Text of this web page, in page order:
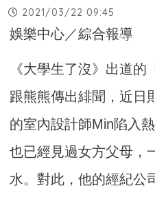
2021/03/22 09:45
娛樂中心／綜合報導
《大學生了沒》出道的
跟熊熊傳出緋聞，近日
的室內設計師Min陷入
也已經見過女方父母，
水。對此，他的經紀公